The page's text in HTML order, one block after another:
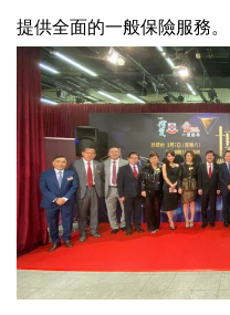
提供全面的一般保險服務。